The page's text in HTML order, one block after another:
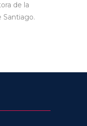
de la
Santiago.